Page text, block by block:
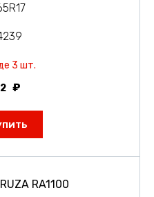
3 шт.
RA1100